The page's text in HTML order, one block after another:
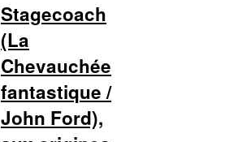
Stagecoach
(La
Chevauchée
fantastique /
John Ford),